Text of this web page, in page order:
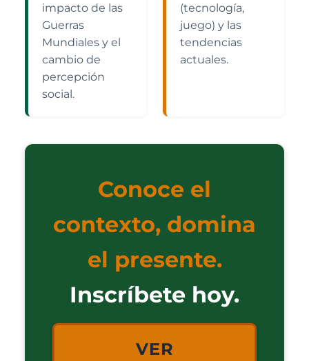
impacto de las
Guerras
Mundiales y el
cambio de
percepción
social.
(tecnología,
juego) y las
tendencias
actuales.
Conoce el
contexto, domina
el presente.
Inscríbete hoy.
VER